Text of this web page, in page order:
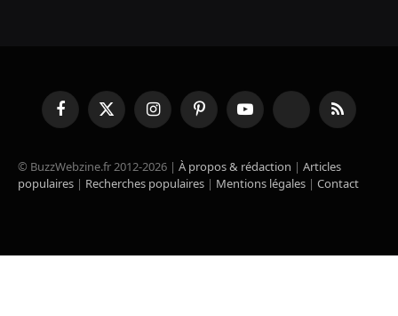
FacebookX
(Twitter)
InstagramPinterestYouTube TikTok RSS
© BuzzWebzine.fr 2012-2026 | À propos & rédaction | Articles
populaires | Recherches populaires | Mentions légales | Contact